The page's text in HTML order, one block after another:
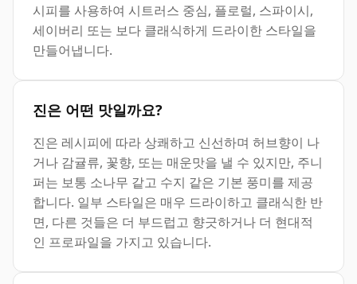
시피를 사용하여 시트러스 중심, 플로럴, 스파이시,
세이버리 또는 보다 클래식하게 드라이한 스타일을
만들어냅니다.
진은 어떤 맛일까요?
진은 레시피에 따라 상쾌하고 신선하며 허브향이 나
거나 감귤류, 꽃향, 또는 매운맛을 낼 수 있지만, 주니
퍼는 보통 소나무 같고 수지 같은 기본 풍미를 제공
합니다. 일부 스타일은 매우 드라이하고 클래식한 반
면, 다른 것들은 더 부드럽고 향긋하거나 더 현대적
인 프로파일을 가지고 있습니다.